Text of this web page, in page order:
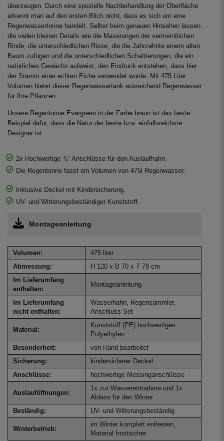
überzeugen. Durch eine spezielle Nachbehandlung der Oberfläche
erkennt man auf den ersten Blich nicht, dass es sich um eine
Regenwassertonne handelt. Selbst beim genauen Hinsehen lassen
die vielen kleinen Details wie die Maserungen der vermeintlichen
Rinde, die unterschiedlichen Risse, die die Jahrzehnte einem alten
Baum zufügen und die unterschiedlichen Schattierungen, die ein
natürliches Gewächs aufweist, den Eindruck entstehen, dass hier
der Stamm einer echten Eiche verwendet wurde. Mit 475 Liter
Volumen bietet dieser Regenwassertank ausreichend Regenwasser
für Ihre Pflanzen.
Unsere Regentonne Evergreen in der Farbe braun ist das beste
Beispiel dafür, dass die Natur der beste bzw. einfallsreichste
Designer ist.
2x Hochwertige ¾“ Anschlüsse für den Auslaufhahn.
Die Regentonne fasst ein Volumen von 475l Regenwasser.
Inklusive Deckel mit Kindersicherung.
UV- und Witterungsbeständiger Kunststoff.
Montageanleitung
Volumen:
475 liter
Abmessung:
H 120 x B 70 x T 78 cm
Im Lieferumfang
enthalten:
Montageanleitung
Im Lieferumfang
nicht enthalten:
Wasserhahn, Regensammler,
Anschluss-Set
Material:
Kunststoff (PE) hochwertiges
Polyethylen
Besonderheit:
von Hand bearbeitet
Sicherung:
kindersicherer Deckel
Anschlüsse:
hochwertige Messinganschlüsse
Auslauföffnungen:
1x zur Wasserentnahme und 1x
Ablass für den Winter
Beständig:
UV- und Witterungsbeständig
Winterbetrieb:
im Winter komplett entleeren,
Material frostsicher